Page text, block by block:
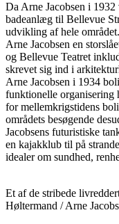
Da Arne Jacobsen i
badeanlæg til Bellevue
udvikling af hele
Arne Jacobsen en
og Bellevue Teatret
skrevet sig ind i
Arne Jacobsen i 1934
funktionelle
for mellemkrigstidens
områdets besøgende
Jacobsens futuristiske
en kajakklub til på
idealer om sundhed,
Et af de stribede
Høltermand / Arne